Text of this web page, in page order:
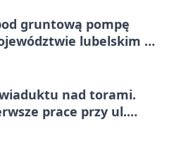
gruntową pompę
lubelskim -
nad torami.
prace przy ul.